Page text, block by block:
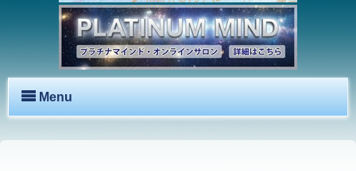
Menu